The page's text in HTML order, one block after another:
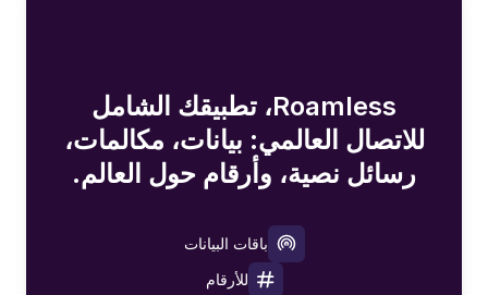
Roamless، تطبيقك الشامل
للاتصال العالمي: بيانات، مكالمات،
رسائل نصية، وأرقام حول العالم.
باقات البيانات
للأرقام